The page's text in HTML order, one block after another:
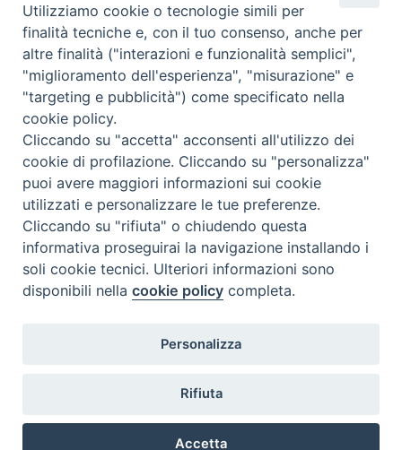
Contatti & Info
C.ne Aurelia, 50 – 00165 Roma
Contatti
Scrivi a: cnvf@chiesacattolica.it
Utilizziamo cookie o tecnologie simili per
finalità tecniche e, con il tuo consenso, anche per
altre finalità ("interazioni e funzionalità semplici",
"miglioramento dell'esperienza", "misurazione" e
"targeting e pubblicità") come specificato nella
cookie policy.
Cliccando su "accetta" acconsenti all'utilizzo dei
cookie di profilazione. Cliccando su "personalizza"
puoi avere maggiori informazioni sui cookie
utilizzati e personalizzare le tue preferenze.
Cliccando su "rifiuta" o chiudendo questa
informativa proseguirai la navigazione installando i
soli cookie tecnici. Ulteriori informazioni sono
disponibili nellacookie policy completa.
Personalizza
Rifiuta
Accetta